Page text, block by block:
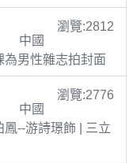
瀏覽:2812
中國
為男性雜志拍封面
瀏覽:2776
中國
--游詩璟飾 | 三立